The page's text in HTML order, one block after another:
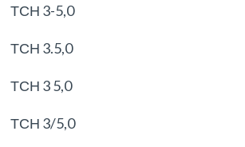
ТСН 3-5,0
ТСН 3.5,0
ТСН 3 5,0
ТСН 3/5,0